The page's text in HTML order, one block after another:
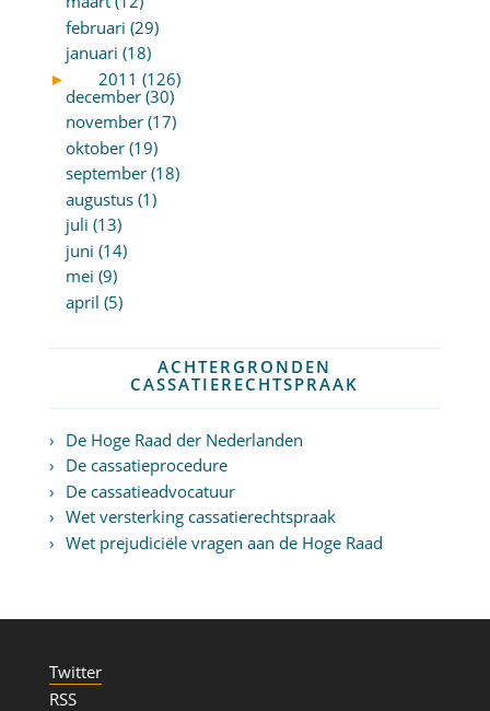
februari (29)
januari (18)
►
2011 (126)
december (30)
november (17)
oktober (19)
september (18)
augustus (1)
juli (13)
juni (14)
mei (9)
april (5)
ACHTERGRONDEN
CASSATIERECHTSPRAAK
De Hoge Raad der Nederlanden
De cassatieprocedure
De cassatieadvocatuur
Wet versterking cassatierechtspraak
Wet prejudiciële vragen aan de Hoge Raad
Twitter
RSS